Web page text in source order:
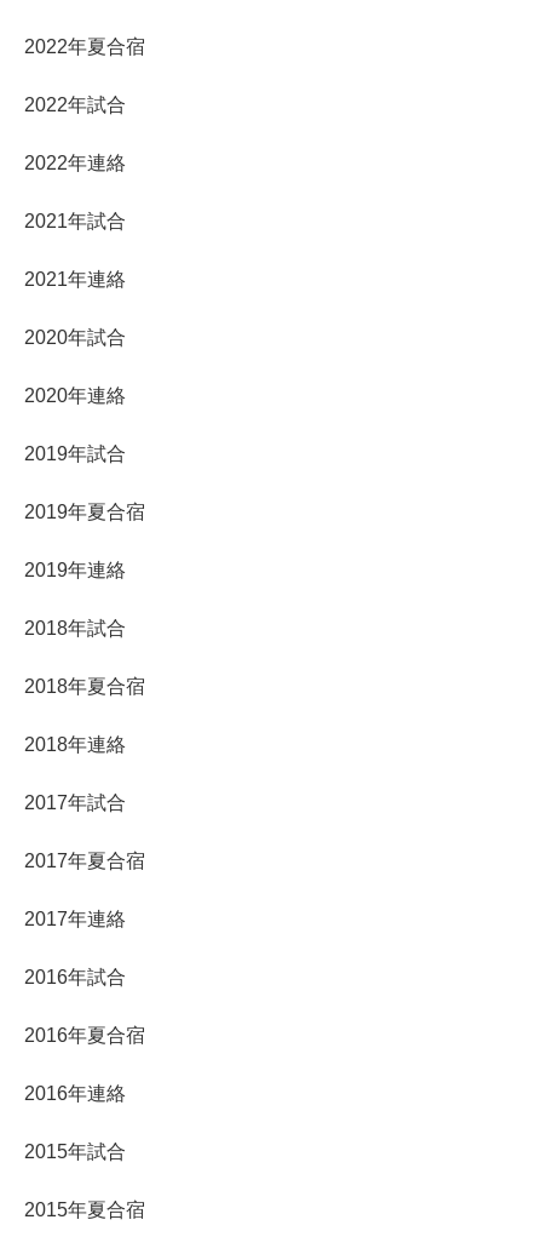
2022年夏合宿
2022年試合
2022年連絡
2021年試合
2021年連絡
2020年試合
2020年連絡
2019年試合
2019年夏合宿
2019年連絡
2018年試合
2018年夏合宿
2018年連絡
2017年試合
2017年夏合宿
2017年連絡
2016年試合
2016年夏合宿
2016年連絡
2015年試合
2015年夏合宿